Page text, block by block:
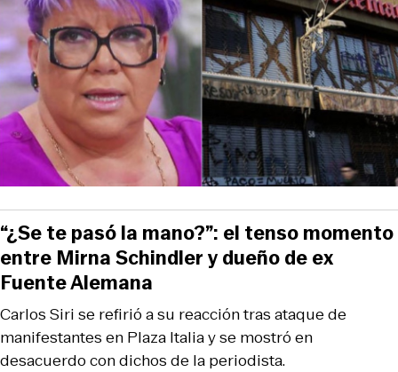
Carlos Siri se refirió a su reacción tras ataque de
manifestantes en Plaza Italia y se mostró en
desacuerdo con dichos de la periodista.
“¿Se te pasó la mano?”: el tenso momento
entre Mirna Schindler y dueño de ex
Fuente Alemana